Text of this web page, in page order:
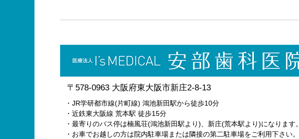
〒578-0963 大阪府東大阪市新庄2-8-13
・JR学研都市線(片町線) 鴻池新田駅から徒歩10分
・近鉄東大阪線 荒本駅 徒歩15分
・最寄りのバス停は楠風荘(鴻池新田駅より)、新庄(荒本駅より)になります。
・お車でお越しの方は院内駐車場または隣接の第二駐車場をご利用下さい。